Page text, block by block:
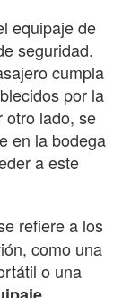
equipaje de
seguridad.
cumpla
por la
otro lado, se
en la bodega
a este
refiere a los
como una
o una